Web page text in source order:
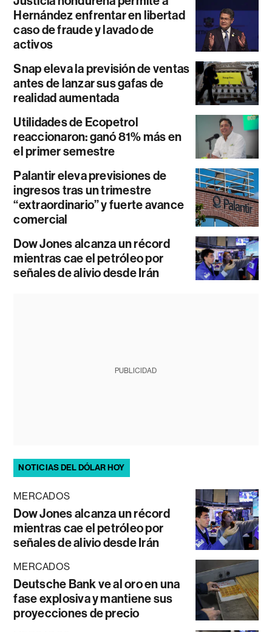
Hernández enfrentar en libertad
caso de fraude y lavado de
activos
Snap eleva la previsión de ventas
antes de lanzar sus gafas de
realidad aumentada
Utilidades de Ecopetrol
reaccionaron: ganó 81% más en
el primer semestre
Palantir eleva previsiones de
ingresos tras un trimestre
“extraordinario” y fuerte avance
comercial
Dow Jones alcanza un récord
mientras cae el petróleo por
señales de alivio desde Irán
PUBLICIDAD
NOTICIAS DEL DÓLAR HOY
MERCADOS
Dow Jones alcanza un récord
mientras cae el petróleo por
señales de alivio desde Irán
MERCADOS
Deutsche Bank ve al oro en una
fase explosiva y mantiene sus
proyecciones de precio